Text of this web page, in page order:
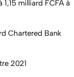
1,15 milliard FCFA à
Chartered Bank
2021